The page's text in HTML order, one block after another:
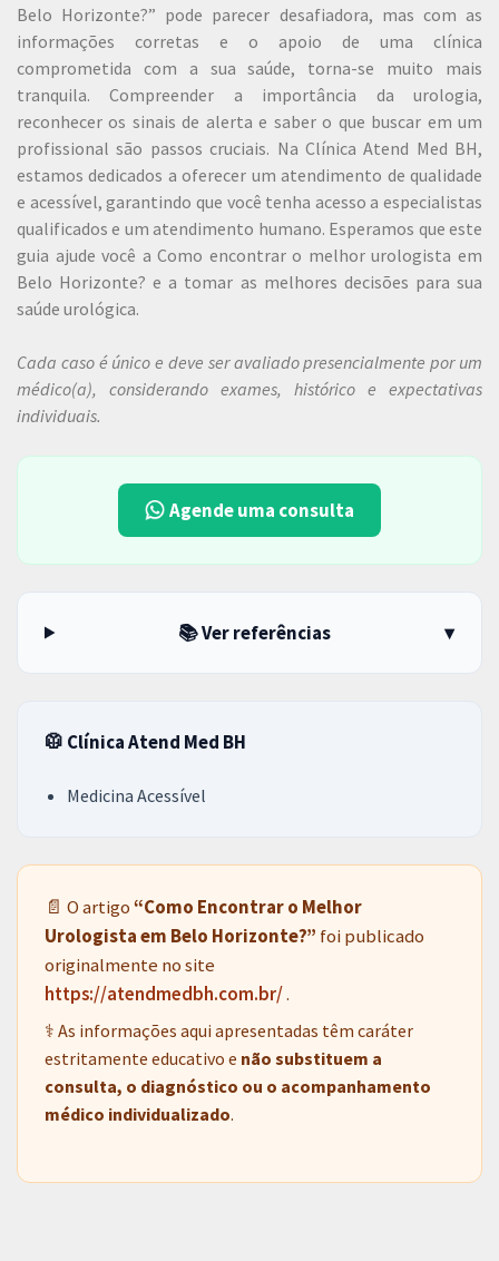
Belo Horizonte?” pode parecer desafiadora, mas com as
informações corretas e o apoio de uma clínica
comprometida com a sua saúde, torna-se muito mais
tranquila. Compreender a importância da urologia,
reconhecer os sinais de alerta e saber o que buscar em um
profissional são passos cruciais. Na Clínica Atend Med BH,
estamos dedicados a oferecer um atendimento de qualidade
e acessível, garantindo que você tenha acesso a especialistas
qualificados e um atendimento humano. Esperamos que este
guia ajude você a Como encontrar o melhor urologista em
Belo Horizonte? e a tomar as melhores decisões para sua
saúde urológica.
Cada caso é único e deve ser avaliado presencialmente por um
médico(a), considerando exames, histórico e expectativas
individuais.
Agende uma consulta
📚 Ver referências ▾
🥼 Clínica Atend Med BH
Medicina Acessível
📄 O artigo“Como Encontrar o Melhor
Urologista em Belo Horizonte?” foi publicado
originalmente no site
https://atendmedbh.com.br/.
⚕️ As informações aqui apresentadas têm caráter
estritamente educativo e não substituem a
consulta, o diagnóstico ou o acompanhamento
médico individualizado.